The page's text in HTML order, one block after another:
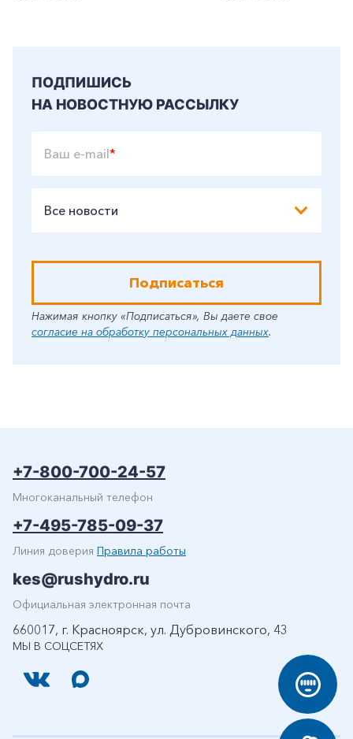
ПОДПИШИСЬ
НА НОВОСТНУЮ РАССЫЛКУ
Ваш e-mail*
Все новости
Подписаться
Нажимая кнопку «Подписаться», Вы даете свое
согласие на обработку персональных данных.
МЫ В СОЦСЕТЯХ
+7-800-700-24-57
Многоканальный телефон
+7-495-785-09-37
Линия доверия Правила работы
kes@rushydro.ru
Официальная электронная почта
660017, г. Красноярск, ул. Дубровинского, 43